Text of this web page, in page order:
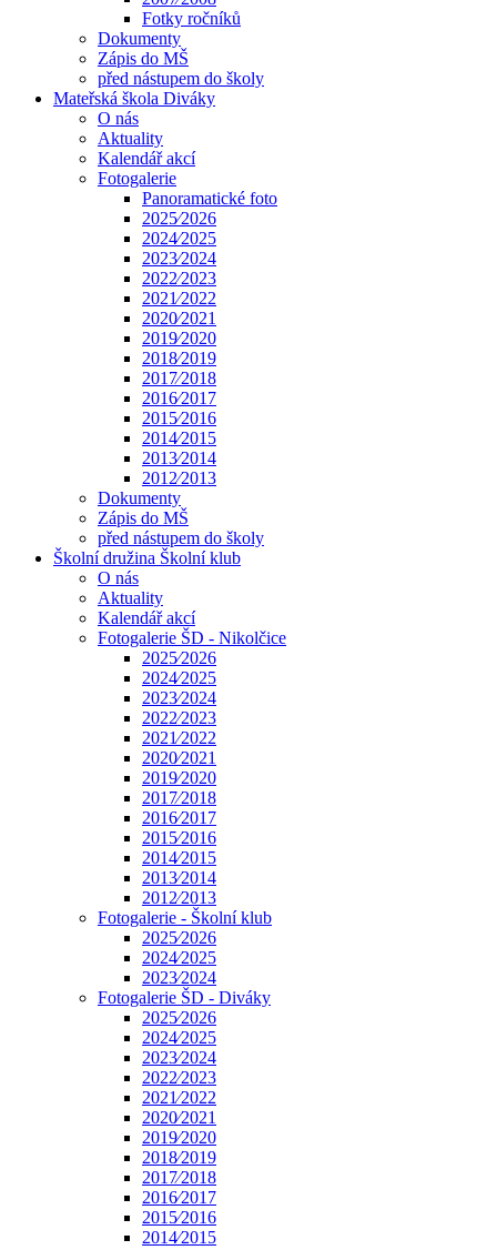
Fotky ročníků
Dokumenty
Zápis do MŠ
před nástupem do školy
Mateřská škola Diváky
O nás
Aktuality
Kalendář akcí
Fotogalerie
Panoramatické foto
2025⁄2026
2024⁄2025
2023⁄2024
2022⁄2023
2021⁄2022
2020⁄2021
2019⁄2020
2018⁄2019
2017⁄2018
2016⁄2017
2015⁄2016
2014⁄2015
2013⁄2014
2012⁄2013
Dokumenty
Zápis do MŠ
před nástupem do školy
Školní družina Školní klub
O nás
Aktuality
Kalendář akcí
Fotogalerie ŠD - Nikolčice
2025⁄2026
2024⁄2025
2023⁄2024
2022⁄2023
2021⁄2022
2020⁄2021
2019⁄2020
2017⁄2018
2016⁄2017
2015⁄2016
2014⁄2015
2013⁄2014
2012⁄2013
Fotogalerie - Školní klub
2025⁄2026
2024⁄2025
2023⁄2024
Fotogalerie ŠD - Diváky
2025⁄2026
2024⁄2025
2023⁄2024
2022⁄2023
2021⁄2022
2020⁄2021
2019⁄2020
2018⁄2019
2017⁄2018
2016⁄2017
2015⁄2016
2014⁄2015